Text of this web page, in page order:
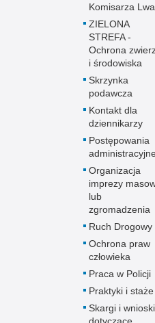
Komisarza Lwa
ZIELONA
STREFA -
Ochrona
i środowiska
Skrzynka
podawcza
Kontakt dla
dziennikarzy
Postępowania
Organizacja
imprezy
lub
zgromadzenia
Ruch Drogowy
Ochrona praw
człowieka
Praca w Policji
Praktyki i staże
Skargi i wnioski